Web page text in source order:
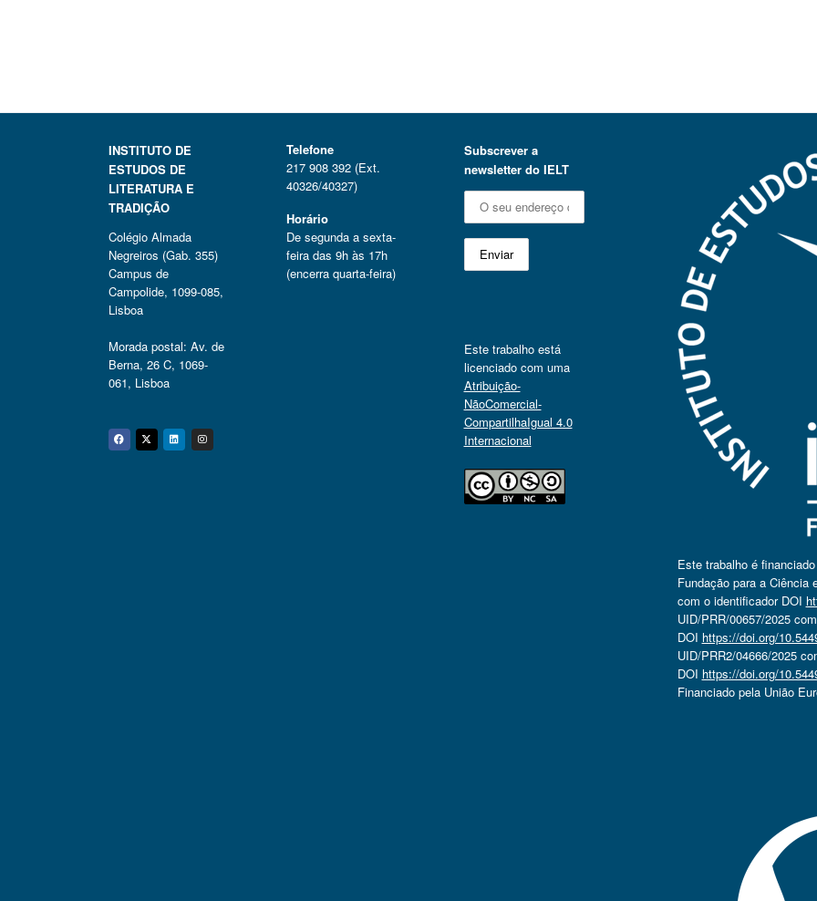
INSTITUTO DE
ESTUDOS DE
LITERATURA E
TRADIÇÃO
Colégio Almada
Negreiros (Gab. 355)
Campus de
Campolide, 1099-085,
Lisboa
Morada postal: Av. de
Berna, 26 C, 1069-
061, Lisboa
Facebook
Twitter
Linkedin
Instagram
Telefone
217 908 392 (Ext.
40326/40327)
Horário
De segunda a sexta-
feira das 9h às 17h
(encerra quarta-feira)
Subscrever a
newsletter do IELT
Este trabalho está
licenciado com uma
Atribuição-
NãoComercial-
CompartilhaIgual 4.0
Internacional
Este trabalho é
Fundação para a Ciência
com o identificador DOI
UID/PRR/00657/2025
DOI https://doi.org/
UID/PRR2/04666/2025
DOI https://doi.org/
Financiado pela União